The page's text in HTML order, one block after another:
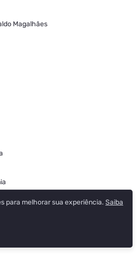
Magalhães
para melhorar sua experiência. Saiba